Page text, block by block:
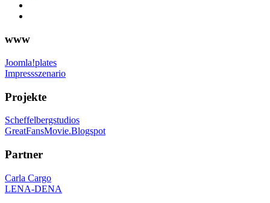
www
Joomla!plates
Impressszenario
Projekte
Scheffelbergstudios
GreatFansMovie.Blogspot
Partner
Carla Cargo
LENA-DENA